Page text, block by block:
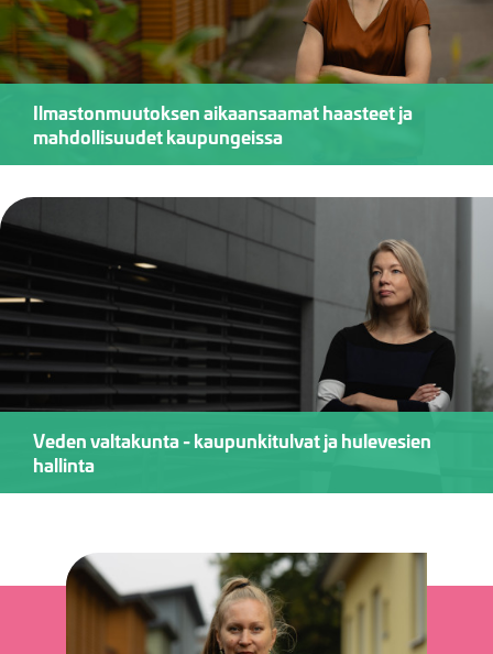
Ilmastonmuutoksen aikaansaamat haasteet ja
mahdollisuudet kaupungeissa
Veden valtakunta - kaupunkitulvat ja hulevesien
hallinta
Kuva